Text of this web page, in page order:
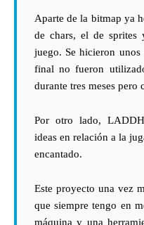
Aparte de la bitmap ya
de chars, el de
juego. Se hicieron
final no fueron
durante tres meses
Por otro lado,
ideas en relación a la
encantado.
Este proyecto una vez
que siempre tengo en
máquina y una